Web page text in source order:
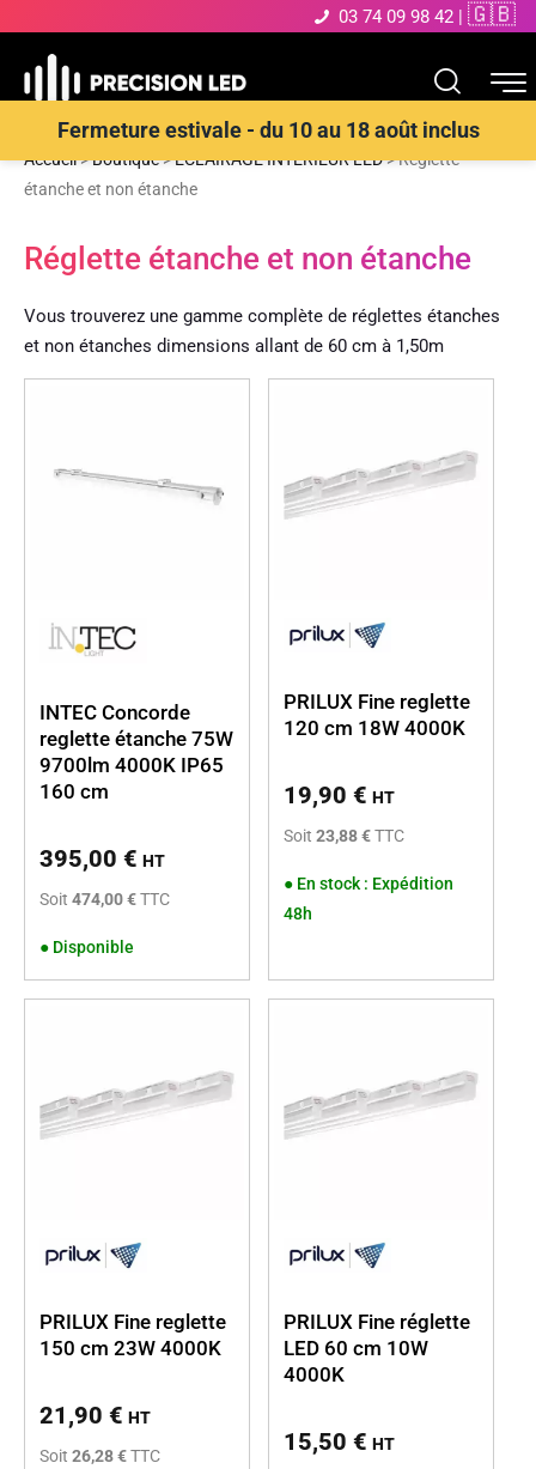
03 74 09 98 42 | 🇬🇧
Fermeture estivale - du 10 au 18 août inclus
Accueil>Boutique>ECLAIRAGE INTERIEUR LED>Réglette
étanche et non étanche
Réglette étanche et non étanche
Vous trouverez une gamme complète de réglettes étanches
et non étanches dimensions allant de 60 cm à 1,50m
INTEC Concorde
reglette étanche 75W
9700lm 4000K IP65
160 cm
395,00 € HT
Soit 474,00 €TTC
● Disponible
PRILUX Fine reglette
120 cm 18W 4000K
19,90 € HT
Soit 23,88 €TTC
● En stock : Expédition
48h
PRILUX Fine reglette
150 cm 23W 4000K
21,90 € HT
Soit 26,28 €TTC
PRILUX Fine réglette
LED 60 cm 10W
4000K
15,50 € HT